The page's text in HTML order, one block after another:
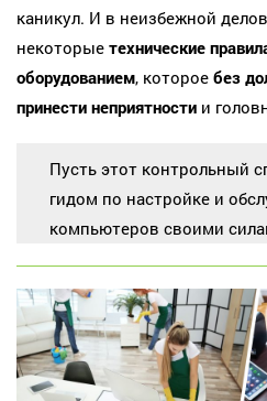
каникул. И в неизбежной
некоторые технические
оборудованием, которое без
принести неприятности и
Пусть этот контрольный
гидом по настройке и
компьютеров своими